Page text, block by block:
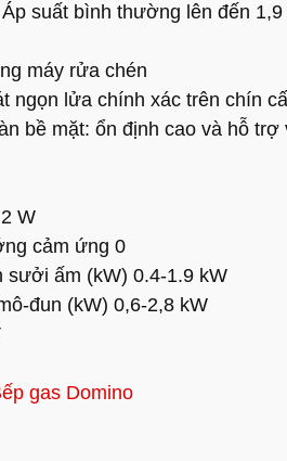
suất bình thường lên đến
máy rửa chén
ngọn lửa chính xác trên chín
bề mặt: ổn định cao và hỗ trợ
W
cảm ứng 0
sưởi ấm (kW) 0.4-1.9 kW
đun (kW) 0,6-2,8 kW
gas Domino